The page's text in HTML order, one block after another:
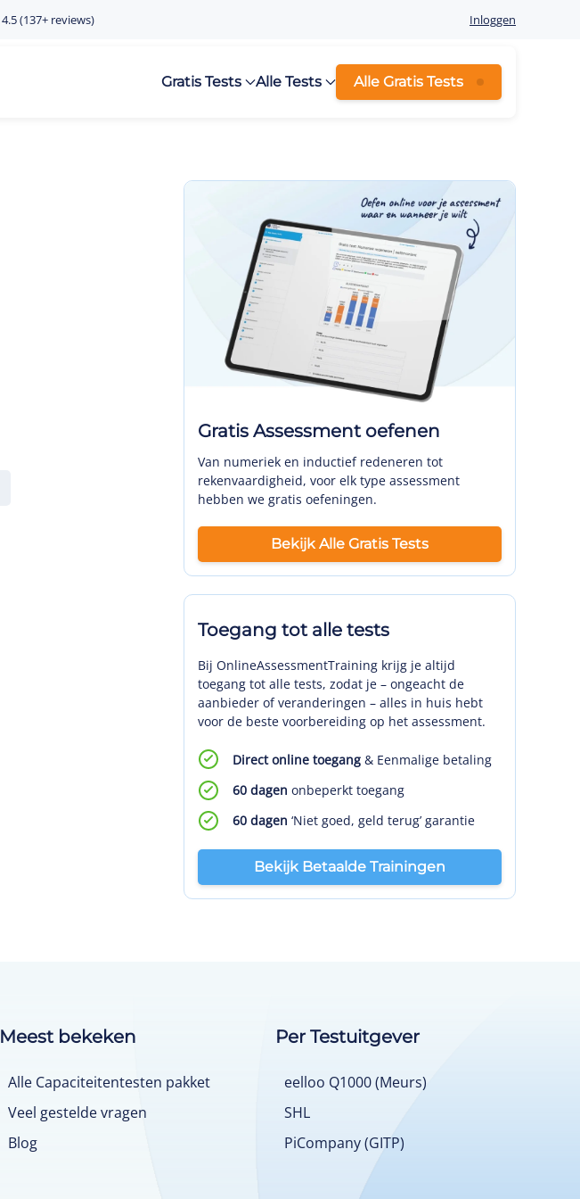
4.5 (137+ reviews) Inloggen
Gratis Tests Alle Tests Alle Gratis Tests
Gratis Assessment oefenen
Van numeriek en inductief redeneren tot
rekenvaardigheid, voor elk type assessment
hebben we gratis oefeningen.
Bekijk Alle Gratis Tests
Toegang tot alle tests
Bij OnlineAssessmentTraining krijg je altijd
toegang tot alle tests, zodat je – ongeacht de
aanbieder of veranderingen – alles in huis hebt
voor de beste voorbereiding op het assessment.
Direct online toegang& Eenmalige betaling
60 dagen onbeperkt toegang
60 dagen ‘Niet goed, geld terug’ garantie
Bekijk Betaalde Trainingen
Meest bekeken
Alle Capaciteitentesten pakket
Veel gestelde vragen
Blog
Per Testuitgever
eelloo Q1000 (Meurs)
SHL
PiCompany (GITP)